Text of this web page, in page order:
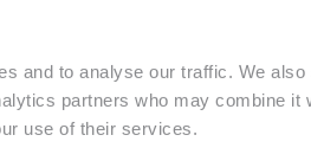
and to analyse our traffic. We also
partners who may combine it
use of their services.
patronem i właścicielem